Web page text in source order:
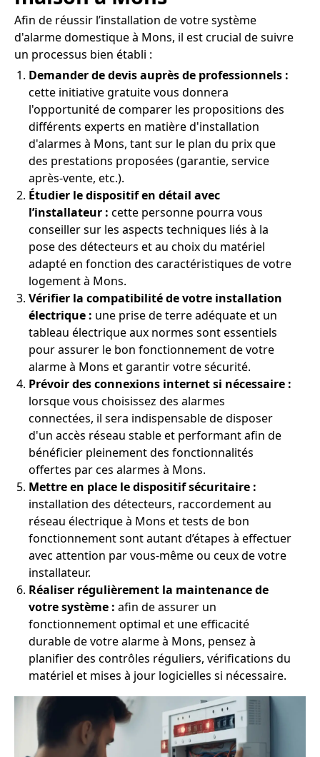
Afin de réussir l’installation de votre système
d'alarme domestique à Mons, il est crucial de suivre
un processus bien établi :
Demander de devis auprès de professionnels :
cette initiative gratuite vous donnera
l'opportunité de comparer les propositions des
différents experts en matière d'installation
d'alarmes à Mons, tant sur le plan du prix que
des prestations proposées (garantie, service
après-vente, etc.).
Étudier le dispositif en détail avec
l’installateur : cette personne pourra vous
conseiller sur les aspects techniques liés à la
pose des détecteurs et au choix du matériel
adapté en fonction des caractéristiques de votre
logement à Mons.
Vérifier la compatibilité de votre installation
électrique : une prise de terre adéquate et un
tableau électrique aux normes sont essentiels
pour assurer le bon fonctionnement de votre
alarme à Mons et garantir votre sécurité.
Prévoir des connexions internet si nécessaire :
lorsque vous choisissez des alarmes
connectées, il sera indispensable de disposer
d'un accès réseau stable et performant afin de
bénéficier pleinement des fonctionnalités
offertes par ces alarmes à Mons.
Mettre en place le dispositif sécuritaire :
installation des détecteurs, raccordement au
réseau électrique à Mons et tests de bon
fonctionnement sont autant d’étapes à effectuer
avec attention par vous-même ou ceux de votre
installateur.
Réaliser régulièrement la maintenance de
votre système : afin de assurer un
fonctionnement optimal et une efficacité
durable de votre alarme à Mons, pensez à
planifier des contrôles réguliers, vérifications du
matériel et mises à jour logicielles si nécessaire.